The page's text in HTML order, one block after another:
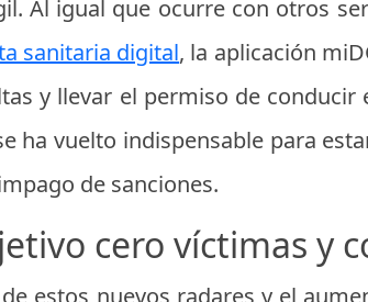
Al igual que ocurre con otros
sanitaria digital, la aplicación
y llevar el permiso de
ha vuelto indispensable para
de sanciones.
cero víctimas y
estos nuevos radares y el